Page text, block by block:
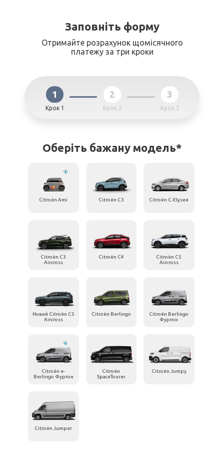
Заповніть форму
Отримайте розрахунок щомісячного
платежу за три кроки
1
Крок 1
2
Крок 2
3
Крок 3
Оберіть бажану модель*
Citroën Ami Citroën C3 Citroën C-Elysee
Citroën C3
Aircross
Citroën C4
Citroën C5
Aircross
Новий Citroën C5
Aircross
Citroën Berlingo
Citroën Berlingo
Фургон
Citroën e-
Berlingo Фургон
Citroën
SpaceTourer
Citroën Jumpy
Citroën Jumper